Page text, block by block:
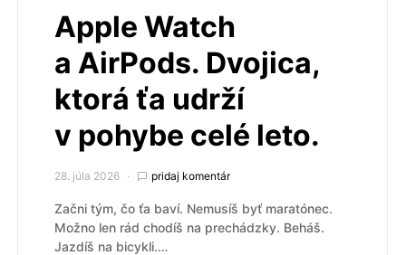
Apple Watch
a AirPods. Dvojica,
ktorá ťa udrží
v pohybe celé leto.
28. júla 2026 pridaj komentár
Začni tým, čo ťa baví. Nemusíš byť maratónec.
Možno len rád chodíš na prechádzky. Beháš.
Jazdíš na bicykli.…